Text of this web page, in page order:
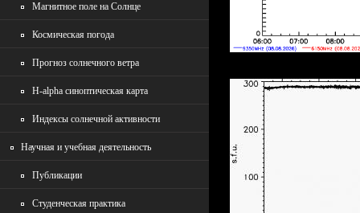
Магнитное поле на Солнце
Космическая погода
Прогноз солнечного ветра
H-alpha синоптическая карта
Индексы солнечной активности
Научная и учебная деятельность
Публикации
Студенческая практика